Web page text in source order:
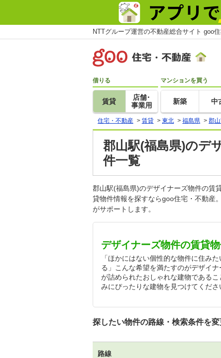
NTTグループ運営の不動産総合サイト goo
借りる
賃貸
店舗･
事業用
マンションを買う
新築 中
住宅・不動産 > 賃貸 > 東北 > 福島県 > 郡
郡山駅(福島県)のデ
件一覧
郡山駅(福島県)のデザイナーズ物件の賃
貸物件情報を探すならgoo住宅・不動産
がサポートします。
デザイナーズ物件の賃貸
「ほかにはない個性的な物件に住み
る」こんな希望を満たすのがデザイ
が詰められたおしゃれな建物である
みにぴったりな建物を見つけてくださ
探したい物件の路線・検索条件を
路線